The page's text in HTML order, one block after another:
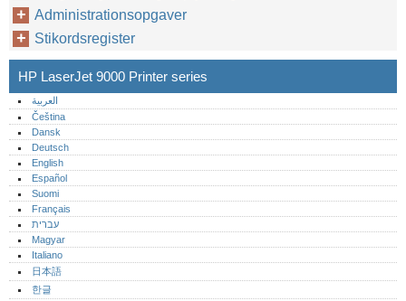
Administrationsopgaver
Stikordsregister
HP LaserJet 9000 Printer series
العربية
Čeština
Dansk
Deutsch
English
Español
Suomi
Français
עברית
Magyar
Italiano
日本語
한글